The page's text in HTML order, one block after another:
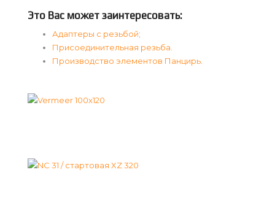
Это Вас может заинтересовать:
Адаптеры с резьбой;
Присоединительная резьба.
Производство элементов Панцирь.